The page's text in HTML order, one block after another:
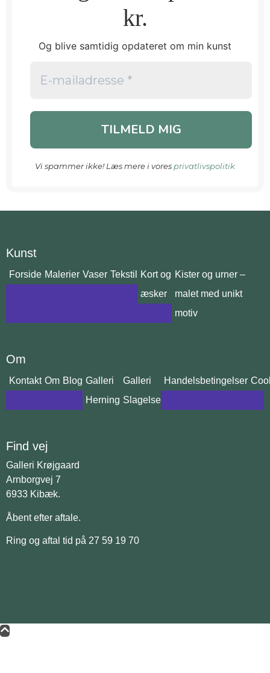
kr.
Og blive samtidig opdateret om min kunst
Vi spammer ikke! Læs mere i vores privatlivspolitik
Kunst
Forside Malerier Vaser Tekstil
Kort og
æsker
Kister og urner –
malet med unikt
motiv
Om
Kontakt Om Blog Galleri
Herning
Galleri
Slagelse
Handelsbetingelser
Find vej
Galleri Krøjgaard
Arnborgvej 7
6933 Kibæk.
Åbent efter aftale.
Ring og aftal tid på 27 59 19 70